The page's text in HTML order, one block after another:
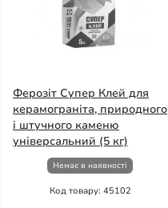
Ферозіт Супер Клей для
керамограніта, природного
і штучного каменю
універсальний (5 кг)
Немає в наявності
Код товару: 45102